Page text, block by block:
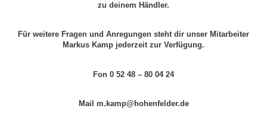
zu deinem Händler.
Für weitere Fragen und Anregungen steht dir unser Mitarbeiter
Markus Kamp jederzeit zur Verfügung.
Fon 0 52 48 – 80 04 24
Mail m.kamp@hohenfelder.de